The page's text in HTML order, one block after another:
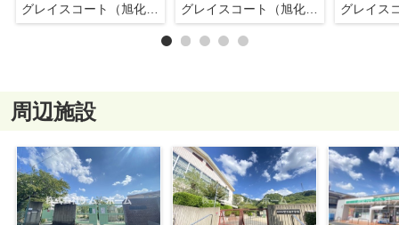
グレイスコート（旭化成のヘーベルメゾンです。）
周辺施設